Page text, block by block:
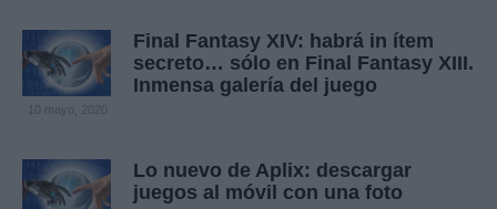
Viajes
Gente
Musica
Final Fantasy XIV: habrá in ítem
secreto… sólo en Final Fantasy XIII.
Inmensa galería del juego
10 mayo, 2020
Lo nuevo de Aplix: descargar
juegos al móvil con una foto